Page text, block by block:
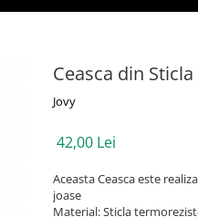
Ceasca din
Jovy
42,00 Lei
Aceasta Ceasca este
joase
Material: Sticla